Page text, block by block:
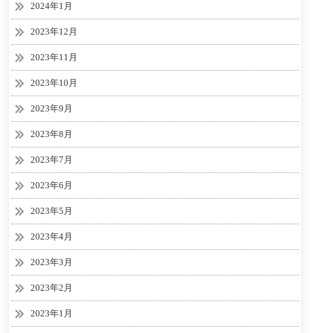
2024年1月
2023年12月
2023年11月
2023年10月
2023年9月
2023年8月
2023年7月
2023年6月
2023年5月
2023年4月
2023年3月
2023年2月
2023年1月